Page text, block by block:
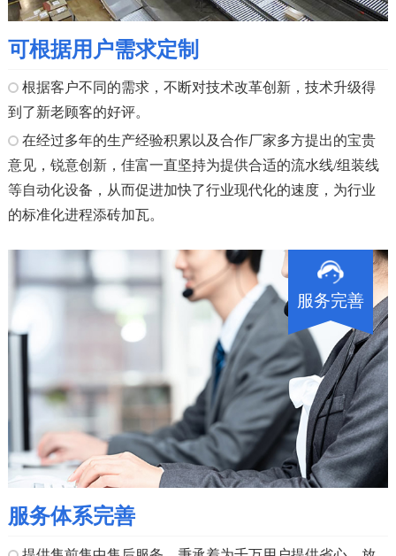
可根据用户需求定制
根据客户不同的需求，不断对技术改革创新，技术升级得
到了新老顾客的好评。
在经过多年的生产经验积累以及合作厂家多方提出的宝贵
意见，锐意创新，佳富一直坚持为提供合适的流水线/组装线
等自动化设备，从而促进加快了行业现代化的速度，为行业
的标准化进程添砖加瓦。
服务完善
服务体系完善